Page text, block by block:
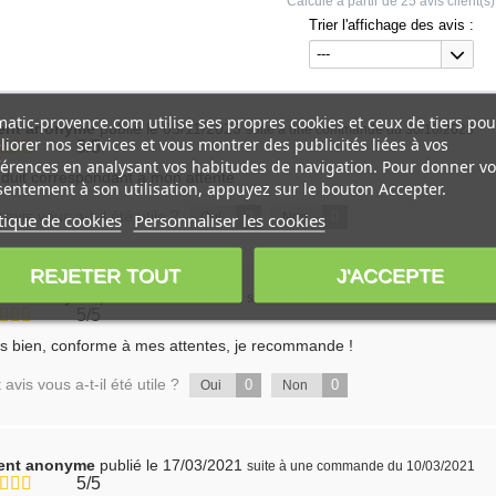
Trier l'affichage des avis :
---
anonymepublié le 05/11/2023 suite à une commande du 30/10/2023
5/5
correspondant à mon attente
avis vous a-t-il été utile ? Oui 0 Non
suite à une commande du 19/01/2023
bien, conforme à mes attentes, je recommande !
avis vous a-t-il été utile ? Oui 0 Non 0
anonyme publié le 17/03/2021 suite à une commande du 10/03/2021
5/5
provence.com utilise ses propres cookies et ceux de tiers
nos services et vous montrer des publicités liées à vos
en analysant vos habitudes de navigation. Pour donner
à son utilisation, appuyez sur le bouton Accepter.
de cookies Personnaliser les cookies
REJETER TOUT J'ACCEPTE